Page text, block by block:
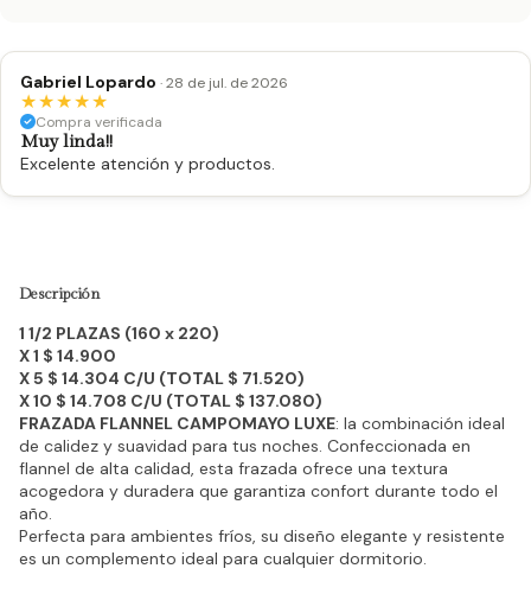
Gabriel Lopardo · 28 de jul. de 2026
★★★★★
Compra verificada
Muy linda!!
Excelente atención y productos.
Descripción
1 1/2 PLAZAS (160 x 220)
X 1 $ 14.900
X 5 $ 14.304 C/U (TOTAL $ 71.520)
X 10 $ 14.708 C/U (TOTAL $ 137.080)
FRAZADA FLANNEL CAMPOMAYO LUXE: la combinación ideal
de calidez y suavidad para tus noches. Confeccionada en
flannel de alta calidad, esta frazada ofrece una textura
acogedora y duradera que garantiza confort durante todo el
año.
Perfecta para ambientes fríos, su diseño elegante y resistente
es un complemento ideal para cualquier dormitorio.